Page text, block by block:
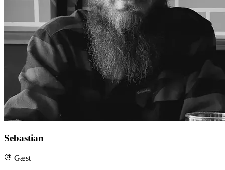
Sebastian
Gæst